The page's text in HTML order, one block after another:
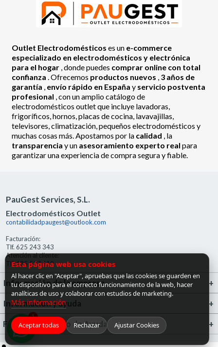
Outlet Electrodomésticos es un e-commerce
especializado en electrodomésticos y electrónica
para el hogar , donde puedes comprar online con total
confianza . Ofrecemos productos nuevos , 3 años de
garantía , envío rápido en España y servicio postventa
profesional , con un amplio catálogo de
electrodomésticos outlet que incluye lavadoras,
frigoríficos, hornos, placas de cocina, lavavajillas,
televisores, climatización, pequeños electrodomésticos y
muchas cosas más. Apostamos por la calidad , la
transparencia y un asesoramiento experto real para
garantizar una experiencia de compra segura y fiable.
PauGest Services, S.L.
Electrodomésticos Outlet
contabilidadpaugest@outlook.com
Facturación:
Tlf. 625 243 343
Atención al cliente:
Tlf. 685 527 519
Información de la empresa
Información y ayuda
FrigoGas · Centro de Ayuda
1
¡Hola! ¿en qué puedo ayudarte?
Esta página web usa cookies
Al hacer clic en "Aceptar", apruebas que las cookies se guarden en
tu dispositivo para el correcto funcionamiento de la web, hacer
analíticas de uso y colaborar con estudios de marketing.
Más información
Aceptar todas Rechazar Ajustar Cookies